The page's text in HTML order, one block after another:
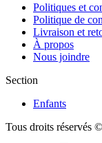
Politiques et
Politique de
Livraison et
À propos
Nous joindre
Section
Enfants
Tous droits réservés